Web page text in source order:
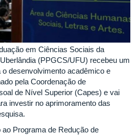
em Ciências Sociais da
(PPGCS/UFU) recebeu um
desenvolvimento acadêmico e
pela Coordenação de
de Nível Superior (Capes) e vai
investir no aprimoramento das
Programa de Redução de